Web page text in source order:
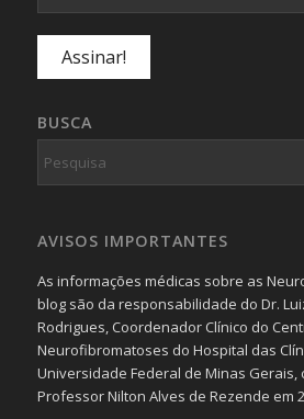
BUSCA
AVISOS IMPORTANTES
As informações médicas sobre as
blog são da responsabilidade do Dr.
Rodrigues, Coordenador Clínico do
Neurofibromatoses do Hospital das
Universidade Federal de Minas Gerais,
Professor Nilton Alves de Rezende em